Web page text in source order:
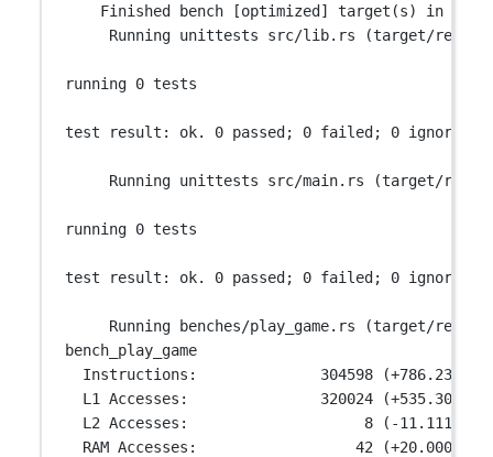
Finished bench [optimized] target(s) in
Running unittests src/lib.rs (target/release/
running 0 tests
test result: ok. 0 passed; 0 failed; 0 ignored;
Running unittests src/main.rs (target/release/
running 0 tests
test result: ok. 0 passed; 0 failed; 0 ignored;
Running benches/play_game.rs (target/
bench_play_game
Instructions:              304598 (+786.2322%)
L1 Accesses:               320024 (+535.3086%)
L2 Accesses:                    8 (-11.11111%)
RAM Accesses:                  42 (+20.00000%)